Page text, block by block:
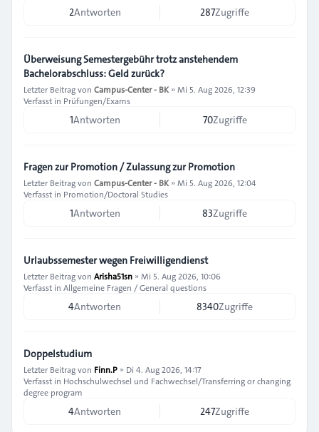
2Antworten 287Zugriffe
Überweisung Semestergebühr trotz anstehendem
Bachelorabschluss: Geld zurück?
Letzter Beitrag von Campus-Center - BK» Mi 5. Aug 2026, 12:39
Verfasst in Prüfungen/Exams
1Antworten 70Zugriffe
Fragen zur Promotion / Zulassung zur Promotion
Letzter Beitrag von Campus-Center - BK» Mi 5. Aug 2026, 12:04
Verfasst in Promotion/Doctoral Studies
1Antworten 83Zugriffe
Urlaubssemester wegen Freiwilligendienst
Letzter Beitrag von Arisha51sn » Mi 5. Aug 2026, 10:06
Verfasst in Allgemeine Fragen / General questions
4Antworten 8340Zugriffe
Doppelstudium
Letzter Beitrag von Finn.P » Di 4. Aug 2026, 14:17
Verfasst in Hochschulwechsel und Fachwechsel/Transferring or changing
degree program
4Antworten 247Zugriffe